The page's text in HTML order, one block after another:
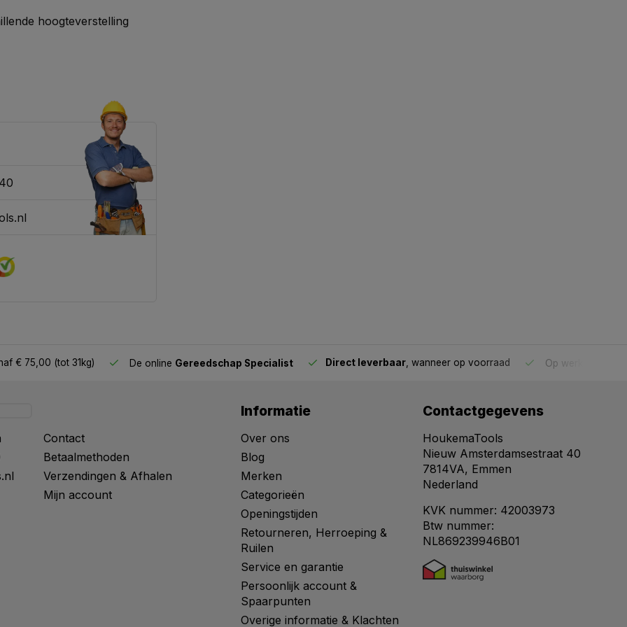
Verschillende hoogteverstelling
staken al uit de
€ 75,00 (tot 31kg) De online Gereedschap Specialist Direct leverbaar , wanneer op voorraad Op werkdagen
Contact
Betaalmethoden
Verzendingen & Afhalen
Mijn account
Informatie
Over ons
Blog
Merken
Categorieën
Openingstijden
Retourneren, Herroeping &
Ruilen
Service en garantie
Persoonlijk account &
Spaarpunten
Overige informatie & Klachten
Contactgegevens
HoukemaTools
Nieuw Amsterdamsestraat 40
7814VA, Emmen
Nederland
KVK nummer: 42003973
Btw nummer:
NL869239946B01